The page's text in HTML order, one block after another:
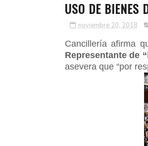
USO DE BIENES
noviembre 20, 2018
Cancillería afirma
Representante de
asevera que “por